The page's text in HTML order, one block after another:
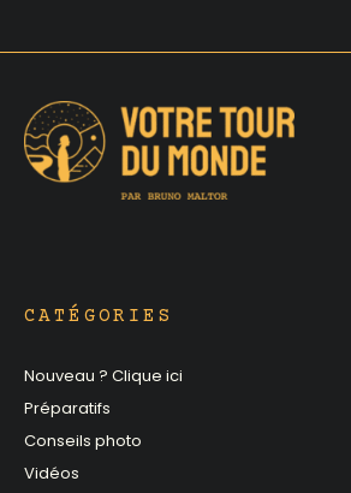
CATÉGORIES
Nouveau ? Clique ici
Préparatifs
Conseils photo
Vidéos